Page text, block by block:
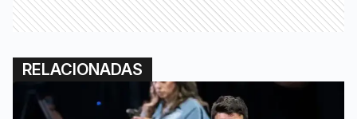
RELACIONADAS